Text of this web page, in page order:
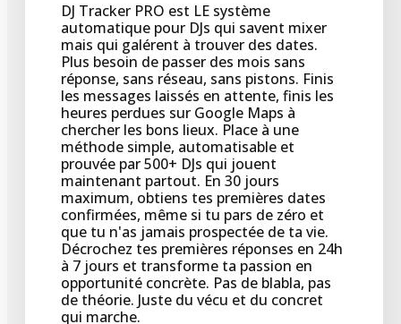
DJ Tracker PRO est LE système
automatique pour DJs qui savent mixer
mais qui galérent à trouver des dates.
Plus besoin de passer des mois sans
réponse, sans réseau, sans pistons. Finis
les messages laissés en attente, finis les
heures perdues sur Google Maps à
chercher les bons lieux. Place à une
méthode simple, automatisable et
prouvée par 500+ DJs qui jouent
maintenant partout. En 30 jours
maximum, obtiens tes premières dates
confirmées, même si tu pars de zéro et
que tu n'as jamais prospectée de ta vie.
Décrochez tes premières réponses en 24h
à 7 jours et transforme ta passion en
opportunité concrète. Pas de blabla, pas
de théorie. Juste du vécu et du concret
qui marche.